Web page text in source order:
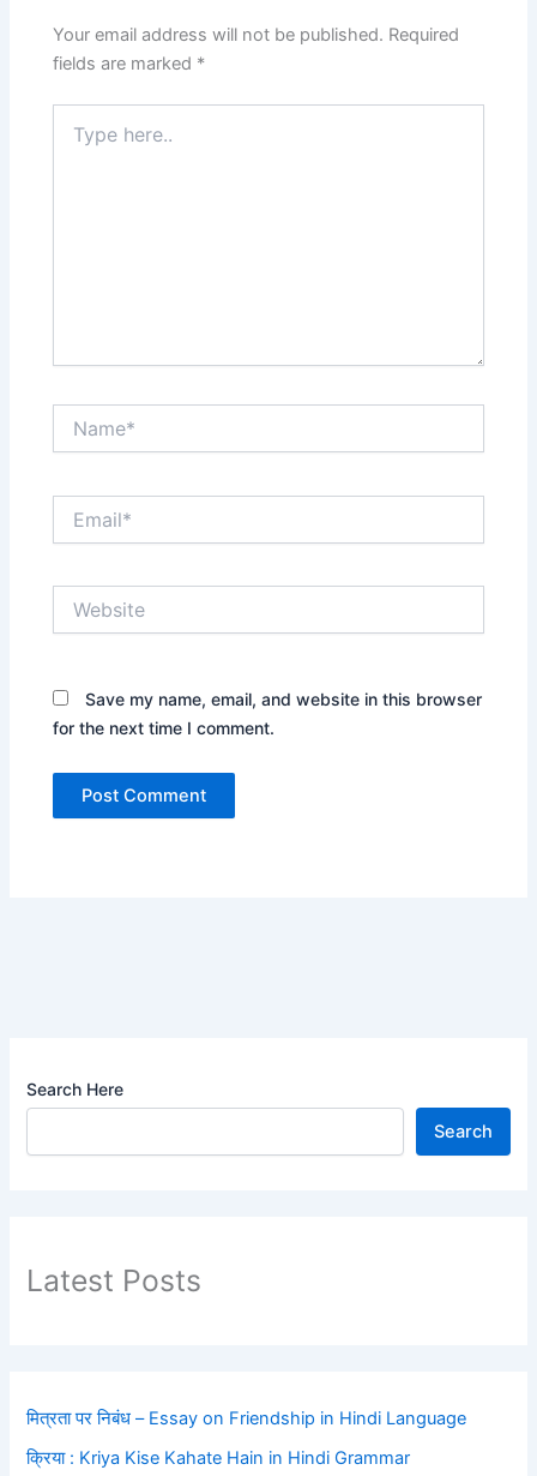
Your email address will not be published. Required
fields are marked *
here..
Save my name, email, and website in this browser
for the next time I comment.
Search Here
Search
Latest Posts
मित्रता पर निबंध – Essay on Friendship in Hindi Language
क्रिया : Kriya Kise Kahate Hain in Hindi Grammar